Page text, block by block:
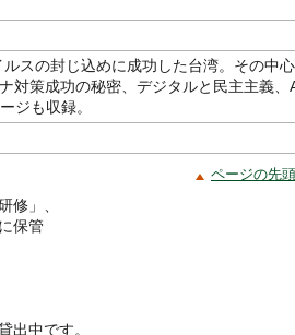
スの封じ込めに成功した台湾。その中心
対策成功の秘密、デジタルと民主主義、
ジも収録。
ページの先
修」、
保管
出中です。